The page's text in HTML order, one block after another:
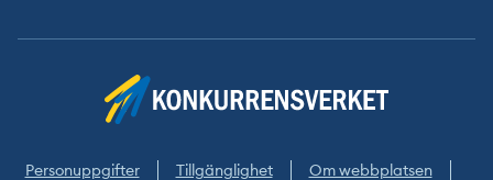
Personuppgifter Tillgänglighet Om webbplatsen